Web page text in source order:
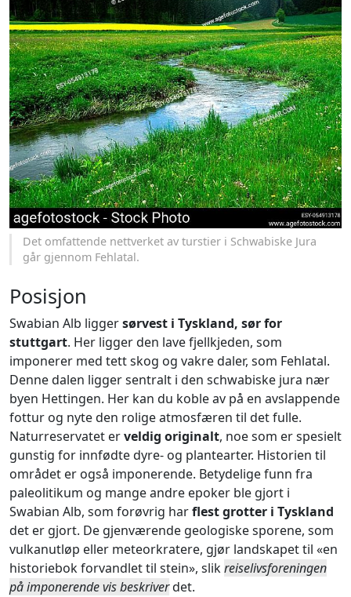
Det omfattende nettverket av turstier i Schwabiske Jura
går gjennom Fehlatal.
Posisjon
Swabian Alb liggersørvest i Tyskland, sør for
stuttgart. Her ligger den lave fjellkjeden, som
imponerer med tett skog og vakre daler, som Fehlatal.
Denne dalen ligger sentralt i den schwabiske jura nær
byen Hettingen. Her kan du koble av på en avslappende
fottur og nyte den rolige atmosfæren til det fulle.
Naturreservatet erveldig originalt, noe som er spesielt
gunstig for innfødte dyre- og plantearter. Historien til
området er også imponerende. Betydelige funn fra
paleolitikum og mange andre epoker ble gjort i
Swabian Alb, som forøvrig harflest grotter i Tyskland
det er gjort. De gjenværende geologiske sporene, som
vulkanutløp eller meteorkratere, gjør landskapet til «en
historiebok forvandlet til stein», slikreiselivsforeningen
på imponerende vis beskriverdet.